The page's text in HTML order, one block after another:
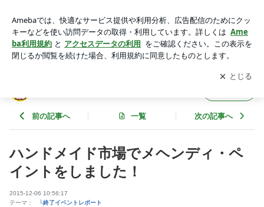
ンディ【ハート＊フール】
アプリをダウンロードして ブログの更新通知
を受け取りまし
ょう。
開く
前の記事へ 一覧 次の記事へ
ハンドメイド市場でメヘンディ・ペ
イントをしました！
2015-12-06 10:56:17
テーマ：
└終了イベントレポート